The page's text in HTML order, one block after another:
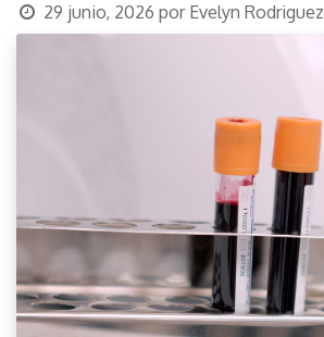
29 junio, 2026 por Evelyn Rodriguez